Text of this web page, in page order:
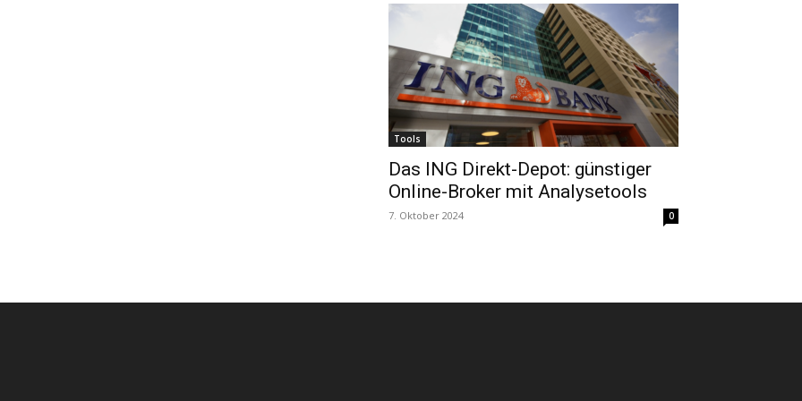
Tools
Das ING Direkt-Depot: günstiger
Online-Broker mit Analysetools
7. Oktober 2024 0